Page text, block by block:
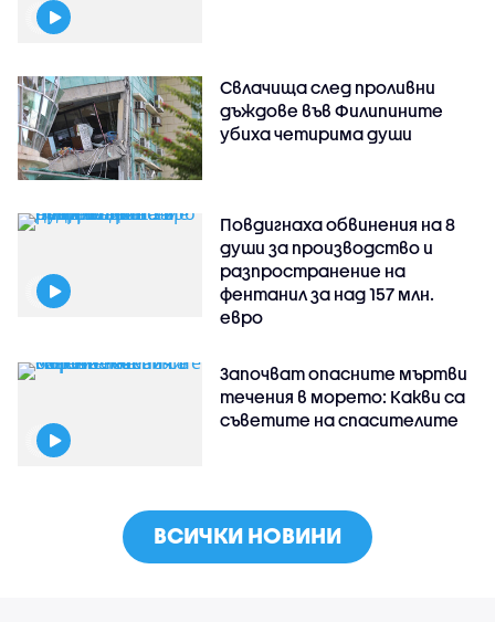
Свлачища след проливни
дъждове във Филипините
убиха четирима души
Повдигнаха обвинения на 8
души за производство и
разпространение на
фентанил за над 157 млн.
евро
Започват опасните мъртви
течения в морето: Какви са
съветите на спасителите
ВСИЧКИ НОВИНИ